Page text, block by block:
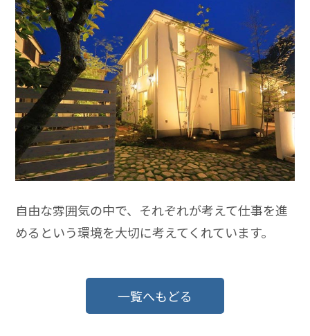
自由な雰囲気の中で、それぞれが考えて仕事を進
めるという環境を大切に考えてくれています。
一覧へもどる